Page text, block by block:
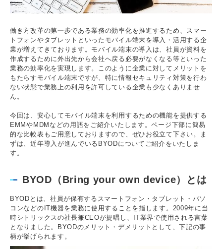
働き方改革の第一歩である業務の効率化を推進するため、スマー
トフォンやタブレットといったモバイル端末を導入・活用する企
業が増えてきております。モバイル端末の導入は、社員が資料を
作成するために外出先から会社へ戻る必要がなくなる等といった
業務の効率化を実現します。このように企業に対してメリットを
もたらすモバイル端末ですが、特に情報セキュリティ対策を行わ
ない状態で業務上の利用を許可している企業も少なくありませ
ん。
今回は、安心してモバイル端末を利用するための機能を提供する
EMMやMDMなどの用語をご紹介いたします。ページ下部に簡易
的な比較表もご用意しておりますので、ぜひお役立て下さい。ま
ずは、近年導入が進んでいるBYODについてご紹介をいたしま
す。
BYOD（Bring your own device）とは
BYODとは、社員が保有するスマートフォン・タブレット・パソ
コンなどのIT機器を業務に使用することを指します。2009年に当
時シトリックスの社長兼CEOが提唱し、IT業界で使用される言葉
となりました。BYODのメリット・デメリットとして、下記の事
柄が挙げられます。